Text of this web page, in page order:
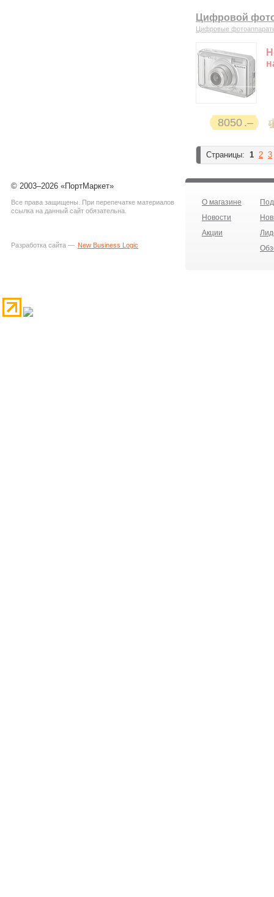
Цифровой
Цифровые
8050
Страницы: 1 2 3
© 2003–2026 «ПортМаркет»
Все права защищены. При перепечатке материалов
ссылка на данный сайт обязательна.
Разработка сайта — New Business Logic
О магазине
Новости
Акции